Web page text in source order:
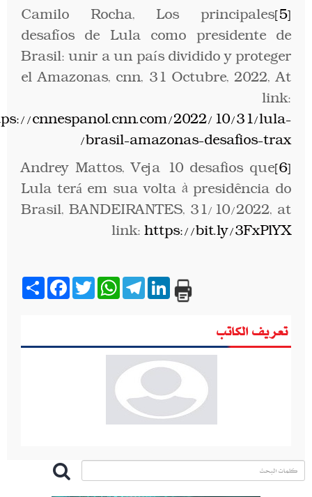
[5]
Camilo Rocha, Los principales
desafíos de Lula como presidente de
Brasil: unir a un país dividido y proteger
el Amazonas, cnn, 31 Octubre, 2022, At
link:
cnnespanol.cnn.com/2022/10/31/lula-
brasil-amazonas-desafios-trax/
[6]
Andrey Mattos, Veja 10 desafios que
Lula terá em sua volta à presidência do
Brasil, BANDEIRANTES, 31/10/2022, at
link: https://bit.ly/3FxPlYX
Share
FacebookTwitter
WhatsApp
Telegram
LinkedIn
تعريف الكاتب